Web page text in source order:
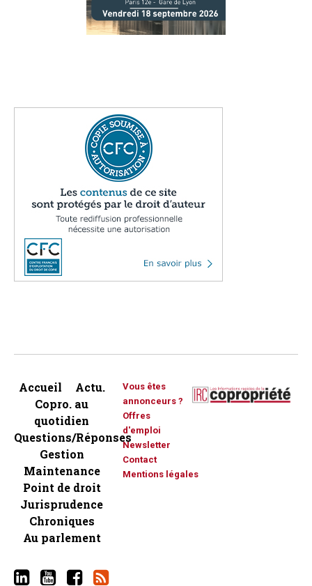
Accueil
Actu.
Copro. au
quotidien
Questions/Réponses
Gestion
Maintenance
Point de droit
Jurisprudence
Chroniques
Au parlement
Vous êtes
annonceurs ?
Offres
d'emploi
Newsletter
Contact
Mentions légales